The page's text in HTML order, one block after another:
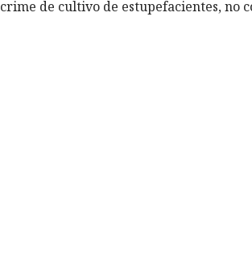
crime de cultivo de estupefacientes, no